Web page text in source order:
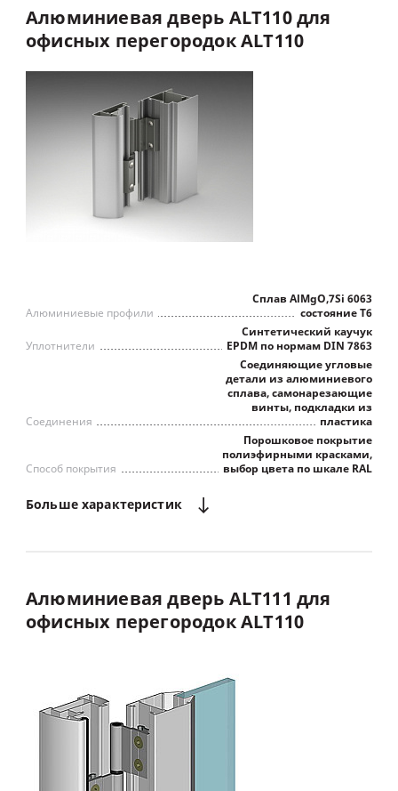
Алюминиевая дверь ALT110для
офисных перегородокALT110
Сплав AlMgO,7Si 6063
состояние Т6
Алюминиевые профили
Синтетический каучук
EPDM по нормам DIN 7863
Уплотнители
Соединяющие угловые
детали из алюминиевого
сплава, самонарезающие
винты, подкладки из
пластика
Соединения
Порошковое покрытие
полиэфирными красками,
выбор цвета по шкале RAL
Способ покрытия
Большехарактеристик
Алюминиевая дверь ALT111 для
офисных перегородокALT110